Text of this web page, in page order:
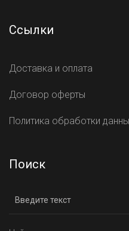
Ссылки
Доставка и оплата
Договор оферты
Политика обработки
Поиск